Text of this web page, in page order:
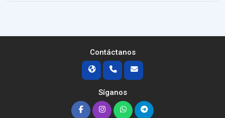
Contáctanos
Síganos